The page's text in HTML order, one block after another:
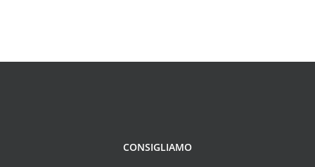
CONSIGLIAMO